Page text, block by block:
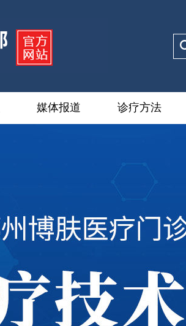
媒体报道 诊疗方法